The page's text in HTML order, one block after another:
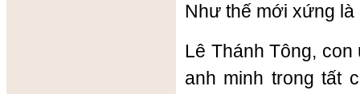
Như thế mới xứng
Lê Thánh Tông,
anh minh trong tất